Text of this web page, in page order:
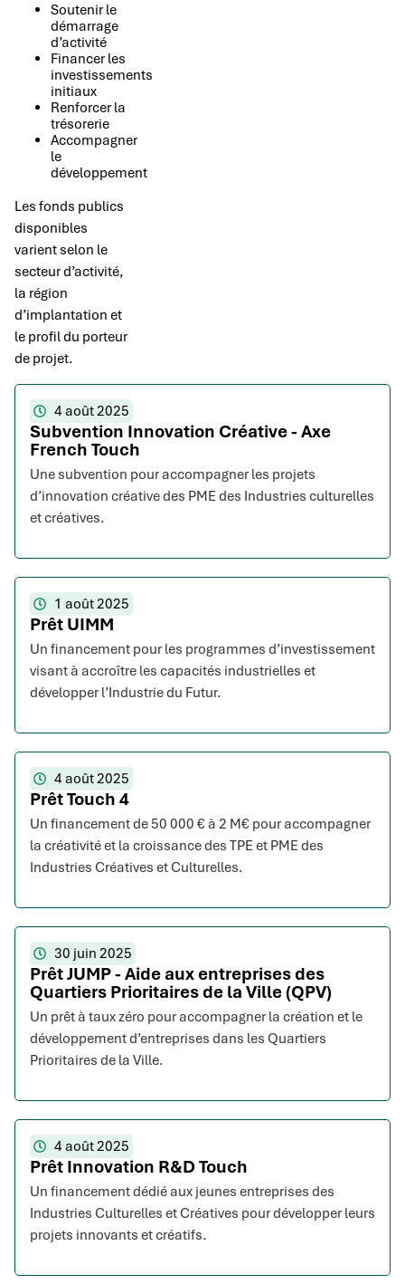
Soutenir le
démarrage
d’activité
Financer les
investissements
initiaux
Renforcer la
trésorerie
Accompagner
le
développement
Les fonds publics
disponibles
varient selon le
secteur d’activité,
la région
d’implantation et
le profil du porteur
de projet.
4 août 2025
Subvention Innovation Créative - Axe
French Touch
Une subvention pour accompagner les projets
d’innovation créative des PME des Industries culturelles
et créatives.
1 août 2025
Prêt UIMM
Un financement pour les programmes d’investissement
visant à accroître les capacités industrielles et
développer l’Industrie du Futur.
4 août 2025
Prêt Touch 4
Un financement de 50 000 € à 2 M€ pour accompagner
la créativité et la croissance des TPE et PME des
Industries Créatives et Culturelles.
30 juin 2025
Prêt JUMP - Aide aux entreprises des
Quartiers Prioritaires de la Ville (QPV)
Un prêt à taux zéro pour accompagner la création et le
développement d’entreprises dans les Quartiers
Prioritaires de la Ville.
4 août 2025
Prêt Innovation R&D Touch
Un financement dédié aux jeunes entreprises des
Industries Culturelles et Créatives pour développer leurs
projets innovants et créatifs.